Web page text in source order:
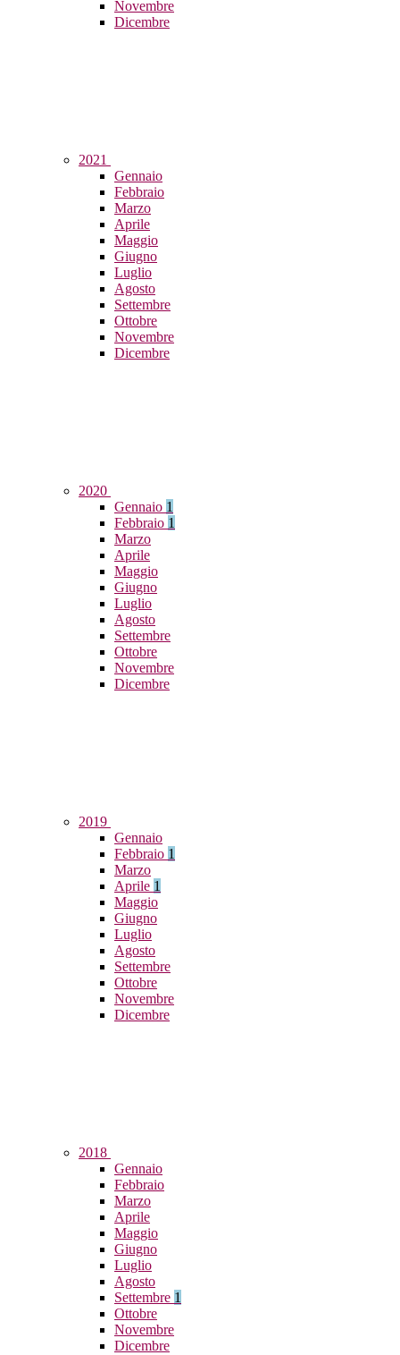
Novembre
Dicembre
2021
Gennaio
Febbraio
Marzo
Aprile
Maggio
Giugno
Luglio
Agosto
Settembre
Ottobre
Novembre
Dicembre
2020
Gennaio 1
Febbraio 1
Marzo
Aprile
Maggio
Giugno
Luglio
Agosto
Settembre
Ottobre
Novembre
Dicembre
2019
Gennaio
Febbraio 1
Marzo
Aprile 1
Maggio
Giugno
Luglio
Agosto
Settembre
Ottobre
Novembre
Dicembre
2018
Gennaio
Febbraio
Marzo
Aprile
Maggio
Giugno
Luglio
Agosto
Settembre 1
Ottobre
Novembre
Dicembre